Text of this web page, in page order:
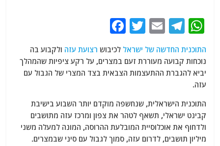
W
at
s
p
p
T
e
g
m
E
m
ai
l
T
w
itt
er
c
e
o
o
k
התוכנית החדשה של ישראל לכיבוש רצועת עזה ולקבוע בה
נוכחות קבועה מעוררת זעם במצרים, על רקע ציפיות שהמהלך
יביא להגברת ההתעצמות הצבאית בצד המצרי של הגבול עם
עזה.
התוכנית הישראלית, שנחשפה מוקדם יותר השבוע בישיבת
קבינט ישראלי, תשאף לטהר את צפון ומרכז עזה מתושבים
ולדחוף את אוכלוסיית המובלעת ההרוסה, המונה למעלה משני
מיליון תושבים, לדרום עזה, סמוך לגבול עם סיני שבמצרים.